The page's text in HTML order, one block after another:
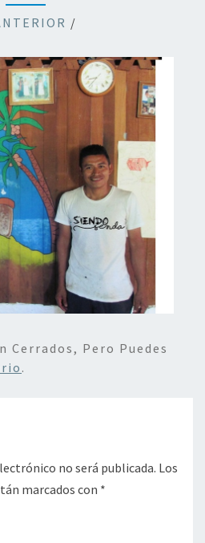
/
Cerrados, Pero Puedes
.
no será publicada. Los
marcados con *